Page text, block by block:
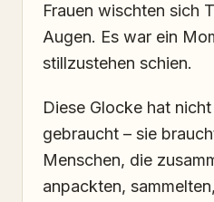
Frauen wischten sich
Augen. Es war ein
stillzustehen schien.
Diese Glocke hat
gebraucht – sie
Menschen, die
anpackten,